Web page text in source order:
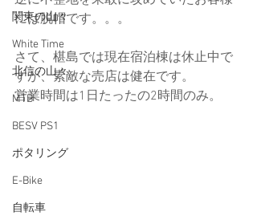
関東の山々
White Time
北信の山々
MTB
BESV PS1
ポタリング
E-Bike
自転車
には脱帽です。。。
さて、椹島では現在宿泊棟は休止中で
すが、素敵な売店は健在です。
営業時間は1日たったの2時間のみ。